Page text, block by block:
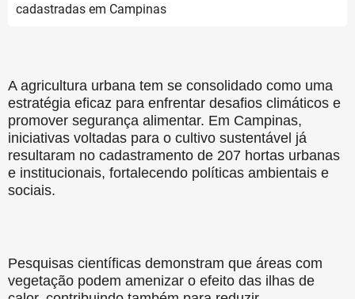
cadastradas em Campinas
A agricultura urbana tem se consolidado como uma
estratégia eficaz para enfrentar desafios climáticos e
promover segurança alimentar. Em Campinas,
iniciativas voltadas para o cultivo sustentável já
resultaram no cadastramento de 207 hortas urbanas
e institucionais, fortalecendo políticas ambientais e
sociais.
Pesquisas científicas demonstram que áreas com
vegetação podem amenizar o efeito das ilhas de